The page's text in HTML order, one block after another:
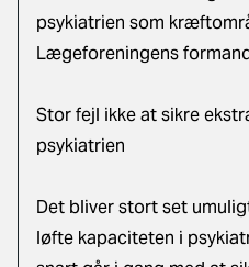
psykiatrien som
Lægeforeningens
Stor fejl ikke at sikre
psykiatrien
Det bliver stort set
løfte kapaciteten i